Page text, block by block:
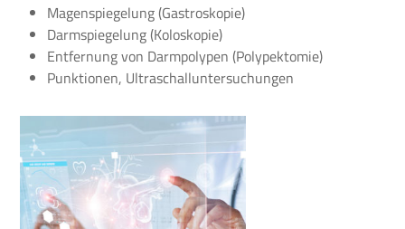
Magenspiegelung (Gastroskopie)
Darmspiegelung (Koloskopie)
Entfernung von Darmpolypen (Polypektomie)
Punktionen, Ultraschalluntersuchungen